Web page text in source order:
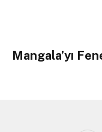
Mangala’yı